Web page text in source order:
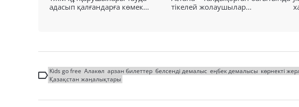
адасып қалғандарға көмек...
тікелей жолаушылар...
Kids go free Алакөл арзан билеттер белсенді демалыс еңбек демалысы көрнекті
Қазақстан жаңалықтары